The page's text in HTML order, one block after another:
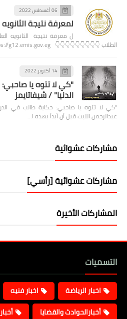
06 أغسطس 2022
لمعرفة نتيجة الثانويه العامه
الطلاب 👇👇👇👇👇👇👇👇👇 https://g12.emis.gov.eg/ وال…
14 أكتوبر 2022
"كي لا تتوه يا
الدنيا" / شيفاتايمز
"كي لا تتوه يا صاحبي: حكاية طالب في
عبدالرحمن الليث قبل أن أبدأ بهذه ا…
مشاركات عشوائية
مشاركات عشوائية [رأسي]
المشاركات الأخيرة
التسميات
اخبار الرياضة اخبار فنيه
أخبارالحوادث والقضايا